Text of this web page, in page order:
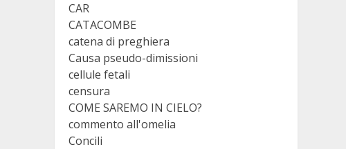
CAR
CATACOMBE
catena di preghiera
Causa pseudo-dimissioni
cellule fetali
censura
COME SAREMO IN CIELO?
commento all'omelia
Concili